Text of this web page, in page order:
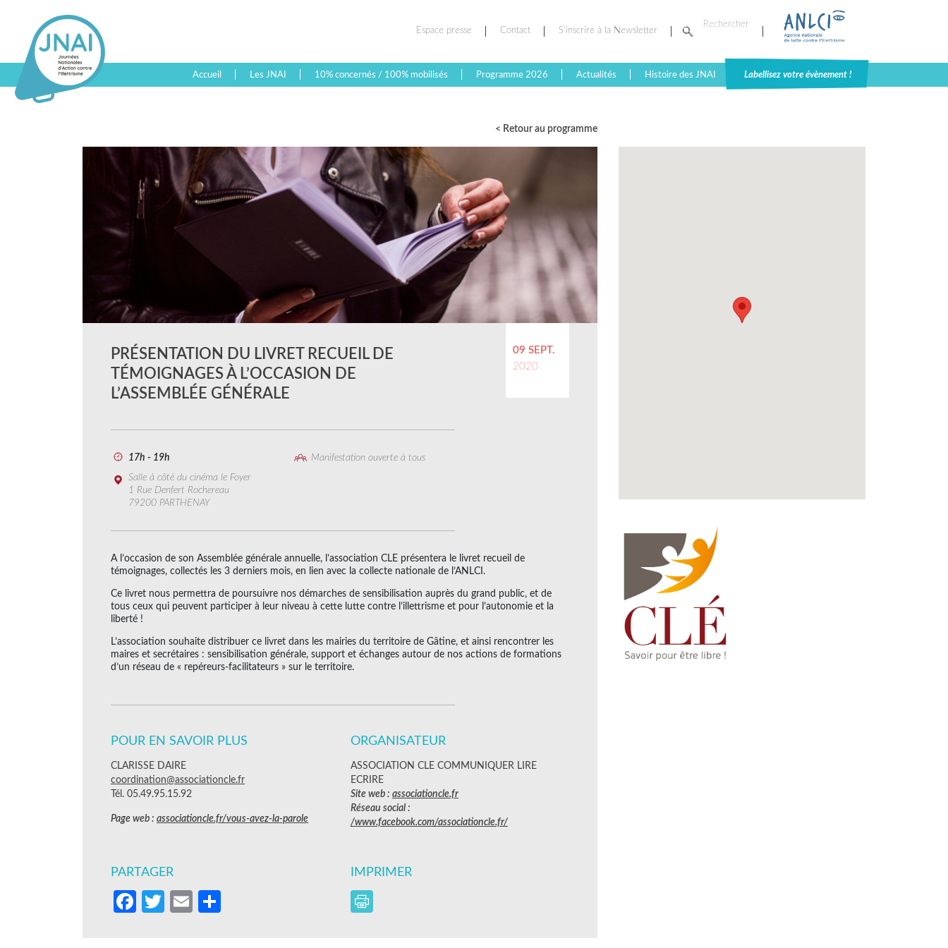
Espace presse Contact S’inscrire à la Newsletter
Accueil Les JNAI 10% concernés / 100% mobilisés Programme 2026 Actualités Histoire des JNAI Labellisez votre évènement !
< Retour au programme
09 SEPT.
2020
PRÉSENTATION DU LIVRET RECUEIL DE
TÉMOIGNAGES À L’OCCASION DE
L’ASSEMBLÉE GÉNÉRALE
17h - 19h
Manifestation ouverte à tous
Salle à côté du cinéma le Foyer
1 Rue Denfert Rochereau
79200 PARTHENAY
A l’occasion de son Assemblée générale annuelle, l’association CLE présentera le livret recueil de
témoignages, collectés les 3 derniers mois, en lien avec la collecte nationale de l’ANLCI.
Ce livret nous permettra de poursuivre nos démarches de sensibilisation auprès du grand public, et de
tous ceux qui peuvent participer à leur niveau à cette lutte contre l’illettrisme et pour l’autonomie et la
liberté !
L’association souhaite distribuer ce livret dans les mairies du territoire de Gâtine, et ainsi rencontrer les
maires et secrétaires : sensibilisation générale, support et échanges autour de nos actions de formations
d’un réseau de « repéreurs-facilitateurs » sur le territoire.
POUR EN SAVOIR PLUS
CLARISSE DAIRE
coordination@associationcle.fr
Tél. 05.49.95.15.92
Page web : associationcle.fr/vous-avez-la-parole
ORGANISATEUR
ASSOCIATION CLE COMMUNIQUER LIRE
ECRIRE
Site web : associationcle.fr
Réseau social :
/www.facebook.com/associationcle.fr/
PARTAGER
Facebook
Twitter
Email
IMPRIMER